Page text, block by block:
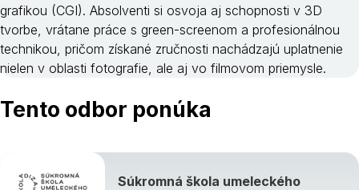
grafikou (CGI). Absolventi si osvoja aj schopnosti v 3D
tvorbe, vrátane práce s green-screenom a profesionálnou
technikou, pričom získané zručnosti nachádzajú uplatnenie
nielen v oblasti fotografie, ale aj vo filmovom priemysle.
Tento odbor ponúka
Súkromná škola umeleckého